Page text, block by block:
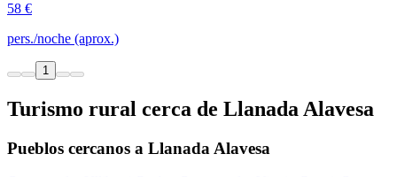
58 €
pers./noche (aprox.)
1
Turismo rural cerca de Llanada Alavesa
Pueblos cercanos a Llanada Alavesa